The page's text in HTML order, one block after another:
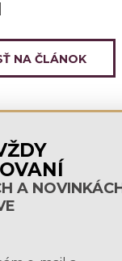
NA ČLÁNOK
A